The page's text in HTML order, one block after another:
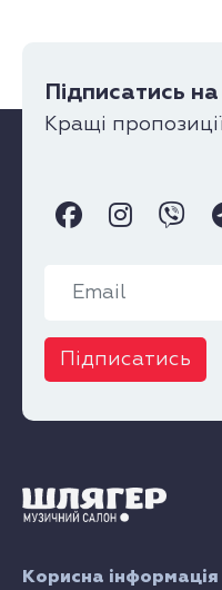
Підписатись
Кращі
Підписатись
Корисна інформація